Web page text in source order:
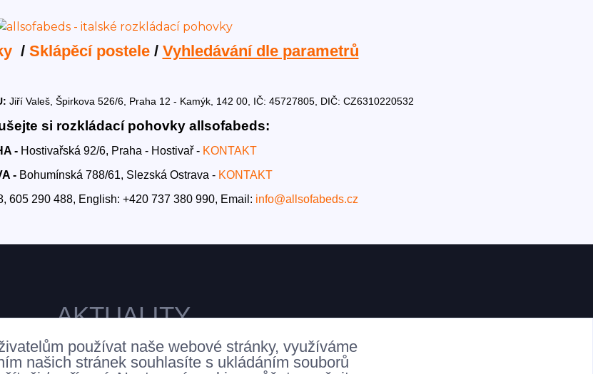
/ Sklápěcí postele/ Vyhledávání dle parametrů
Jiří Valeš, Špirkova 526/6, Praha 12 - Kamýk, 142 00, IČ: 45727805, DIČ: CZ6310220532
si rozkládací pohovky allsofabeds:
- Hostivařská 92/6, Praha - Hostivař - KONTAKT
- Bohumínská 788/61, Slezská Ostrava - KONTAKT
605 290 488, English: +420 737 380 990, Email: info@allsofabeds.cz
AKTUALITY
používat naše webové stránky, využíváme
našich stránek souhlasíte s ukládáním souborů